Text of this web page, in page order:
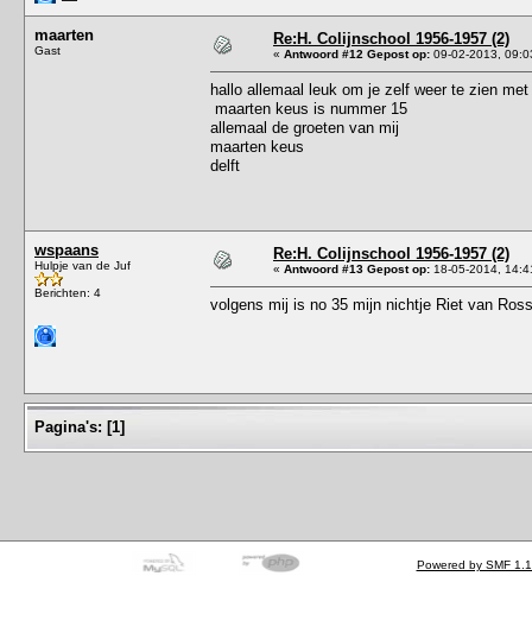
maarten
Gast
Re:H. Colijnschool 1956-1957 (2)
« Antwoord #12 Gepost op: 09-02-2013,
hallo allemaal leuk om je zelf weer te zien
maarten keus is nummer 15
allemaal de groeten van mij
maarten keus
delft
wspaans
Hulpje van de Juf
Berichten: 4
Re:H. Colijnschool 1956-1957 (2)
« Antwoord #13 Gepost op: 18-05-2014,
volgens mij is no 35 mijn nichtje Riet van
Pagina's: [1]
Powered by SMF